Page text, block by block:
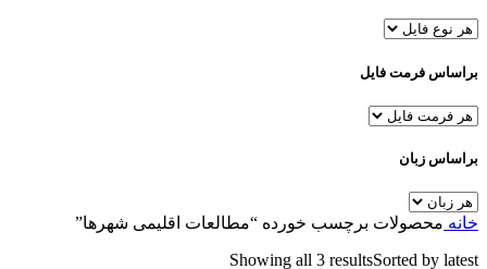
براساس فرمت فایل
براساس زبان
خانه محصولات برچسب خورده “مطالعات اقلیمی شهرها”
Showing all 3 resultsSorted by latest